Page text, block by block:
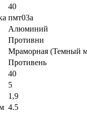
40
пмт03а
Алюминий
Противни
Мраморная (Темный
Противень
40
5
1,9
4.5